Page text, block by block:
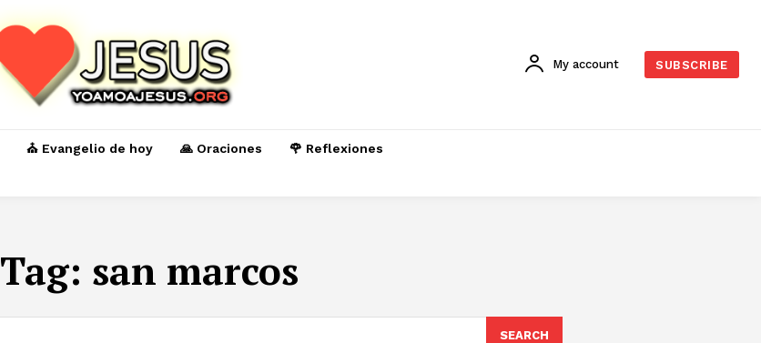
My account SUBSCRIBE
⛪ Evangelio de hoy 🙏 Oraciones 🌹 Reflexiones
Tag: san marcos
SEARCH